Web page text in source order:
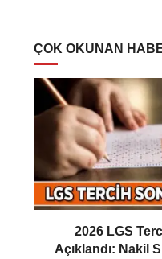
ÇOK OKUNAN
2026 LGS
Açıklandı: Nakil